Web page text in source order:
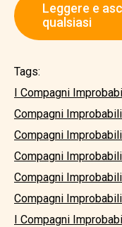
Leggere e
qualsiasi
Tags:
I Compagni
Compagni
Compagni
Compagni
Compagni
Compagni
I Compagni